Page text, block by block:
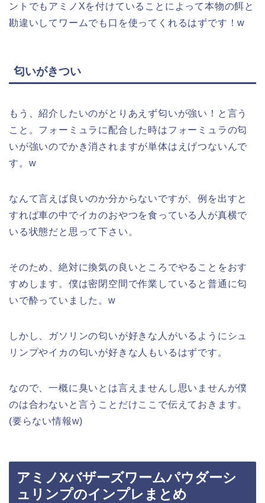
ントでもアミノXを付けていることによって本物の餌と
勘違いしてワームでも口を使ってくれるはずです！w
匂いがきつい
もう、紹介したいのがとりあえず匂いが強い！と言う
こと。フォーミュラに配合した時はフォーミュラの匂
いが強いのでかき消されますが単体はえげつないんで
す。w
なんて言えば良いのか分からないですが、例を出すと
すれば車の中でイカのおやつを食っている人が真横で
いる状態だと思って下さい。
そのため、絶対に換気の良いところでやることをおす
すめします。僕は密閉空間で作業していると普通に匂
いで酔っていました。w
しかし、ガソリンの匂いが好きな人がいるようにシュ
リンプやイカの匂いが好きな人もいるはずです。
なので、一概に臭いとは言えませんし思いませんが僕
のは合わないと言うことだけここで伝えておきます。
(要らない情報w)
アミノXバザーズワームパウダーシ
ュリンプのインプレまとめ